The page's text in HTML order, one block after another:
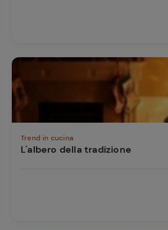
Trend in cucina
L'albero della tradizione